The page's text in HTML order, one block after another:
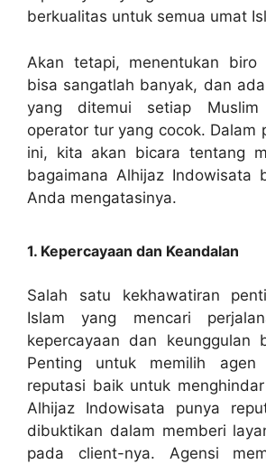
berkualitas untuk semua umat
Akan tetapi, menentukan biro
bisa sangatlah banyak, dan
yang ditemui setiap
operator tur yang cocok. Dalam
ini, kita akan bicara tentang
bagaimana Alhijaz Indowisata
Anda mengatasinya.
1. Kepercayaan dan Keandalan
Salah satu kekhawatiran
Islam yang mencari
kepercayaan dan keunggulan
Penting untuk memilih agen
reputasi baik untuk
Alhijaz Indowisata punya
dibuktikan dalam memberi
pada client-nya. Agensi